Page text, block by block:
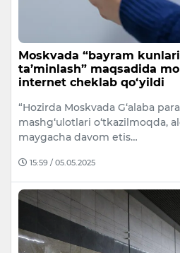
Moskvada “bayram
ta’minlash” maqsadida
internet cheklab qo‘yildi
“Hozirda Moskvada G‘alaba
mashg‘ulotlari o‘tkazilmoqda,
maygacha davom etis…
15:59 / 05.05.2025